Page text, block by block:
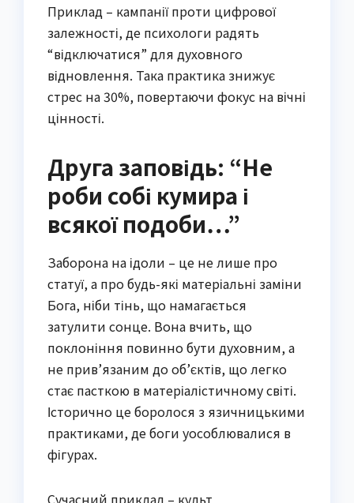
Приклад – кампанії проти цифрової
залежності, де психологи радять
“відключатися” для духовного
відновлення. Така практика знижує
стрес на 30%, повертаючи фокус на вічні
цінності.
Друга заповідь: “Не
роби собі кумира і
всякої подоби…”
Заборона на ідоли – це не лише про
статуї, а про будь-які матеріальні заміни
Бога, ніби тінь, що намагається
затулити сонце. Вона вчить, що
поклоніння повинно бути духовним, а
не прив’язаним до об’єктів, що легко
стає пасткою в матеріалістичному світі.
Історично це боролося з язичницькими
практиками, де боги уособлювалися в
фігурах.
Сучасний приклад – культ